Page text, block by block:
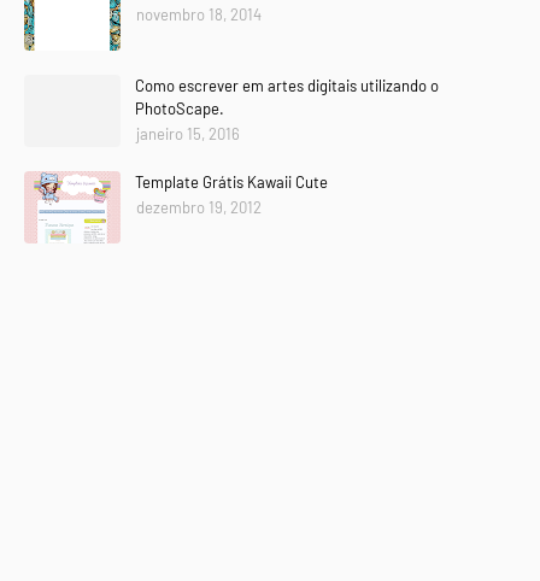
novembro 18, 2014
Como escrever em artes digitais utilizando o
PhotoScape.
janeiro 15, 2016
Template Grátis Kawaii Cute
dezembro 19, 2012